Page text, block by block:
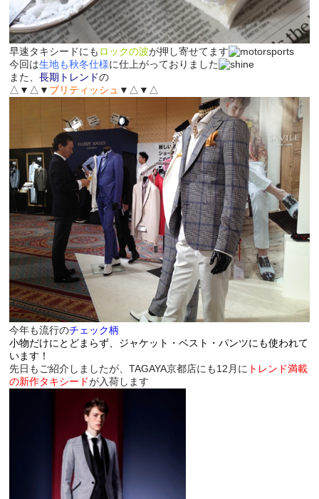
早速タキシードにも ロックの波が押し寄せてます
今回は生地も秋冬仕様に仕上がっておりました
また、長期トレンドの
△▼△▼ ブリティッシュ ▼△▼△
今年も流行のチェック柄
小物だけにとどまらず、ジャケット・ベスト・パンツにも使われて
います！
先日もご紹介しましたが、TAGAYA京都店にも12月に トレンド満載
の新作タキシードが入荷します